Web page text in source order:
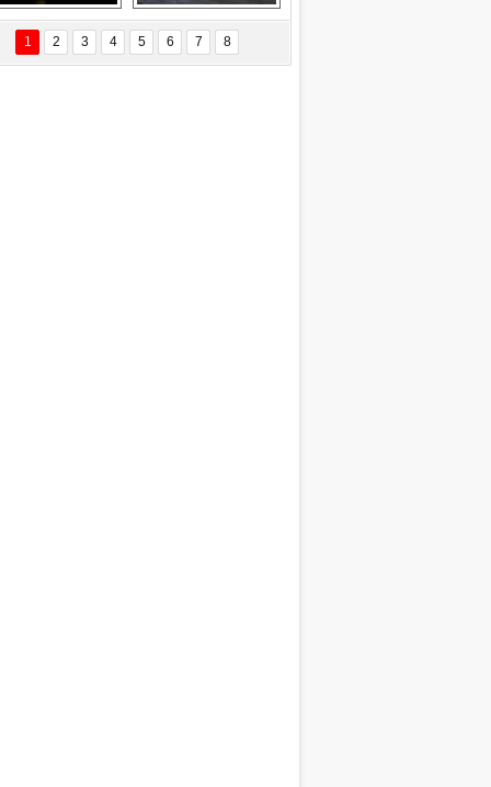
ÖZYANIK
Değişti?
Delta uçağına
yıldırım çarptı
Ford Focus RS
(2015)
1 2 3 4 5 6 7 8